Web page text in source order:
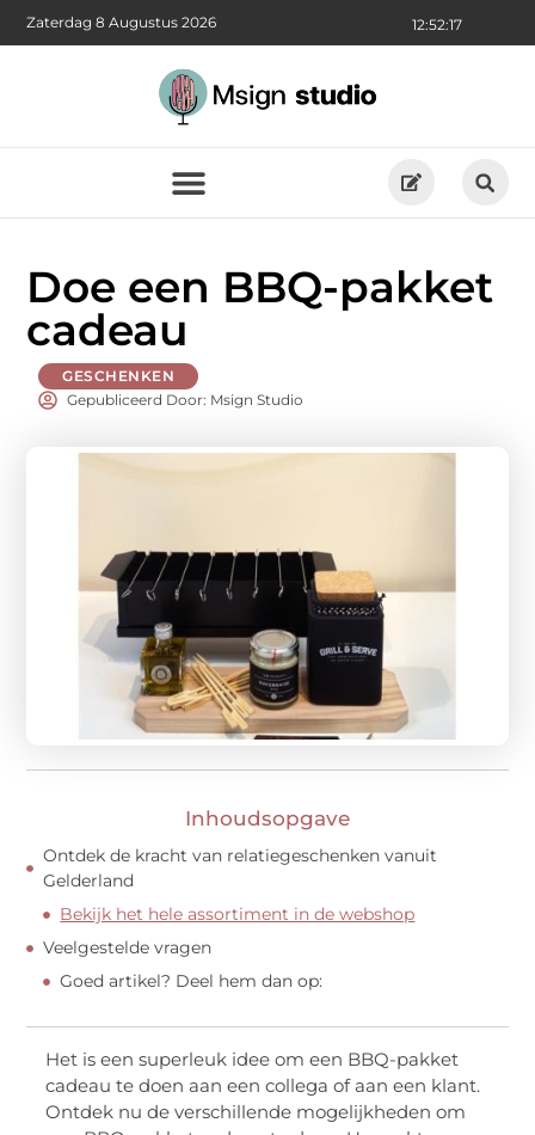
12:52:19
Zaterdag 8 Augustus 2026
Doe een BBQ-pakket
cadeau
GESCHENKEN
Gepubliceerd Door: Msign Studio
Inhoudsopgave
Ontdek de kracht van relatiegeschenken vanuit
Gelderland
Bekijk het hele assortiment in de webshop
Veelgestelde vragen
Goed artikel? Deel hem dan op:
Het is een superleuk idee om een BBQ-pakket
cadeau te doen aan een collega of aan een klant.
Ontdek nu de verschillende mogelijkheden om